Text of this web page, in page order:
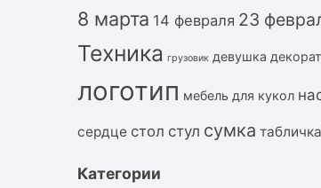
8 марта 14 февраля 23
Техника грузовик девушка
логотип мебель для кукол
сердце стол стул сумка табличка
Категории